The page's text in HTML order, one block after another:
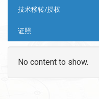
技术移转/授权
证照
No content to show.